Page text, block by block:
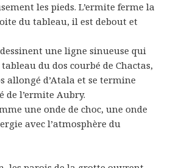
les pieds. L’ermite ferme la
du tableau, il est debout et
une ligne sinueuse qui
du dos courbé de Chactas,
allongé d’Atala et se termine
de l’ermite Aubry.
une onde de choc, une onde
avec l’atmosphère du